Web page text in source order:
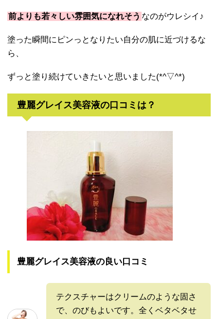
前よりも若々しい雰囲気になれそう なのがウレシイ♪
塗った瞬間にピンっとなりたい自分の肌に近づけるな
ら、
ずっと塗り続けていきたいと思いました(*^▽^*)
豊麗グレイス美容液の口コミは？
豊麗グレイス美容液の良い口コミ
テクスチャーはクリームのような固さ
で、のびもよいです。全くベタベタせ